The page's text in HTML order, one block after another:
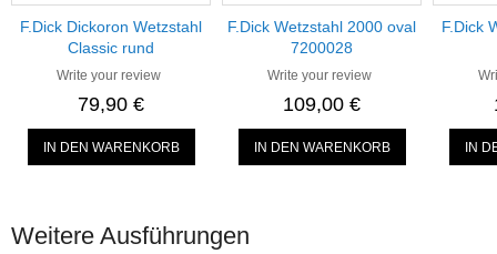
F.Dick Dickoron Wetzstahl
Classic rund
Write your review
79,90 €
IN DEN WARENKORB
F.Dick Wetzstahl 2000 oval
7200028
Write your review
109,00 €
IN DEN WARENKORB
F.Dick
IN
Weitere Ausführungen